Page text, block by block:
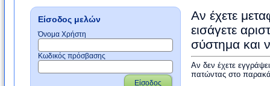
Είσοδος μελών
Όνομα Χρήστη
Κωδικός πρόσβασης
Είσοδος
Αν έχετε
εισάγετε
σύστημα και
Αν δεν έχετε
πατώντας στο